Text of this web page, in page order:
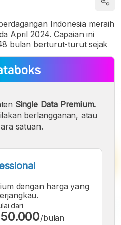
Indonesia meraih
April 2024. Capaian ini
bulan berturut-turut sejak
Single Data Premium.
berlangganan, atau
satuan.
dengan harga yang
dari
/bulan